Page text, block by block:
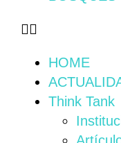
HOME
Think Tank